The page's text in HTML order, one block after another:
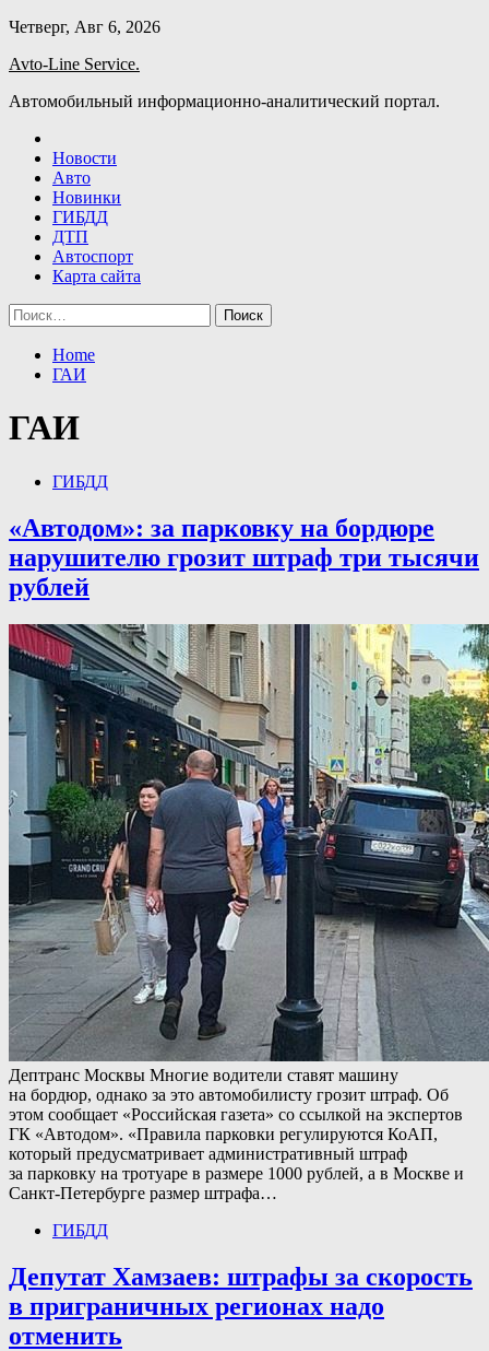
Skip
content
Четверг, Авг 6, 2026
Avto-Line Service.
Автомобильный информационно-аналитический портал.
Новости
Авто
Новинки
ГИБДД
ДТП
Автоспорт
Карта сайта
Найти:
Home
ГАИ
ГАИ
ГИБДД
«Автодом»: за парковку на бордюре
нарушителю грозит штраф три тысячи
рублей
Дептранс Москвы Многие водители ставят машину
на бордюр, однако за это автомобилисту грозит штраф. Об
этом сообщает «Российская газета» со ссылкой на экспертов
ГК «Автодом». «Правила парковки регулируются КоАП,
который предусматривает административный штраф
за парковку на тротуаре в размере 1000 рублей, а в Москве и
Санкт-Петербурге размер штрафа…
ГИБДД
Депутат Хамзаев: штрафы за скорость
в приграничных регионах надо
отменить